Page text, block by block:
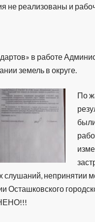
реализованы и
в работе
земель в округе.
По
непринятии
Осташковского